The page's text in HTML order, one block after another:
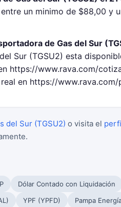
un minimo de $88,00 y
de Gas del Sur
Sur (TGSU2) esta
https://www.rava.com/
en https://www.rava.com/
del Sur (TGSU2) o visita el
Dólar Contado con Liquidación
YPF (YPFD) Pampa